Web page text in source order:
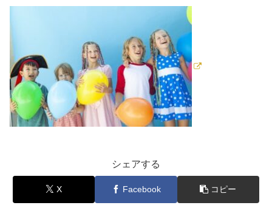
シェアする
X Facebook コピー